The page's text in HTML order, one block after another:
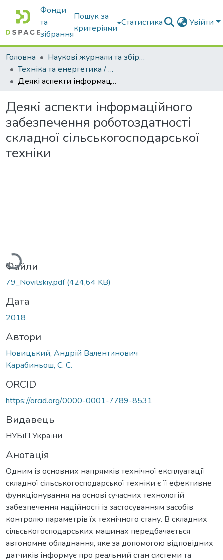
Фонди
та
зібрання
Пошук за
критеріями
Статистика Увійти
Головна
Наукові журнали та збірники видань
Техніка та енергетика / Machinery & Energetics
Деякі аспекти інформаційного забезпечення роботоздатності складної сільськогосподарської техніки
Деякі аспекти інформаційного
забезпечення роботоздатності
складної сільськогосподарської
техніки
Вантажиться...
Файли
79_Novitskiy.pdf(424,64 KB)
Дата
2018
Автори
Новицький, Андрій Валентинович
Карабиньош, С. С.
ORCID
https://orcid.org/0000-0001-7789-8531
Видавець
НУБіП України
Анотація
Одним із основних напрямків технічної експлуатації
складної сільськогосподарської техніки є її ефективне
функціонування на основі сучасних технологій
забезпечення надійності із застосуванням засобів
контролю параметрів їх технічного стану. В складних
сільськогосподарських машинах передбачається
автономне обладнання, яке за допомогою відповідних
датчиків інформує про реальний стан системи та